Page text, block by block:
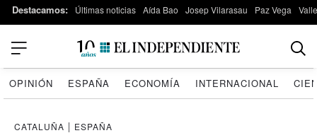
Destacamos: Últimas noticias Aída Bao Josep Vilarasau Paz Vega
OPINIÓN ESPAÑA ECONOMÍA INTERNACIONAL
CATALUÑA | ESPAÑA